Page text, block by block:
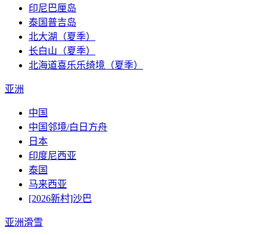
印尼巴厘岛
泰国普吉岛
北大湖（夏季）
长白山（夏季）
北海道喜乐乐绮境（夏季）
亚洲
中国
中国邻境/白日方舟
日本
印度尼西亚
泰国
马来西亚
[2026新村]沙巴
亚洲滑雪